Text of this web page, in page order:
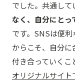
でした。共通して
なく、自分にとっ
です。SNSは便
からこそ、自分
付き合っていくこ
オリジナルサイト